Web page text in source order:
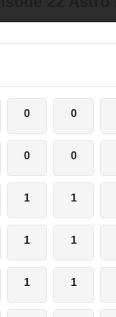
0 0
0 0
1 1
1 1
1 1